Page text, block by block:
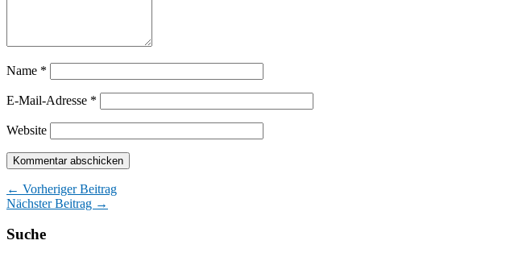
Name *
E-Mail-Adresse *
Website
← Vorheriger Beitrag
Nächster Beitrag →
Suche